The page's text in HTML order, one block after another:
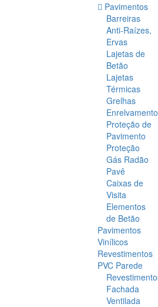
Pavimentos
Barreiras
Anti-Raízes,
Ervas
Lajetas de
Betão
Lajetas
Térmicas
Grelhas
Enrelvamento
Proteção de
Pavimento
Proteção
Gás Radão
Pavê
Caixas de
Visita
Elementos
de Betão
Pavimentos
Vinílicos
Revestimentos
PVC Parede
Fachada
Ventilada